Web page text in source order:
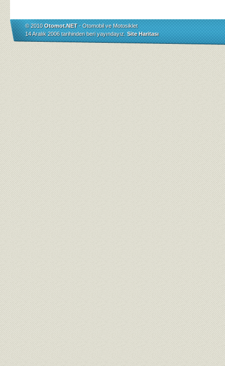
© 2010Otomot.NET- Otomobil ve Motosiklet
14 Aralık 2006 tarihinden beri yayındayız. Site Haritası